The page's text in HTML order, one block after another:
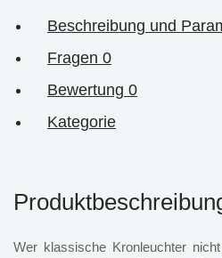
Beschreibung und
Fragen 0
Bewertung 0
Kategorie
Wer klassische Kronleuchter